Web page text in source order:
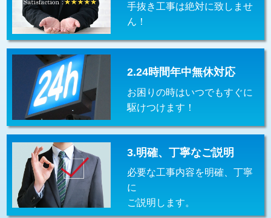
交換・取付（タンク） 22,000円+材料費
交換・取付(単水栓（壁付・デッキ
式）)
13,200円+材料費
交換・取付(混合水栓（壁付・デッキ
式・ワンホール）)
16,500円+材料費
交換・取付(排水栓・排水トラップ
（P/S/ポップアップ））
22,000円+材料費
交換・取付（その他部品） 11,000円+材料費
持込商品取付（単水栓） 13,200円
持込商品取付（混合水栓） 16,500円
手抜き工事は絶対に致しませ
ん！
2.24時間年中無休対応
お困りの時はいつでもすぐに
駆けつけます！
3.明確、丁寧なご説明
必要な工事内容を明確、丁寧
に
ご説明します。